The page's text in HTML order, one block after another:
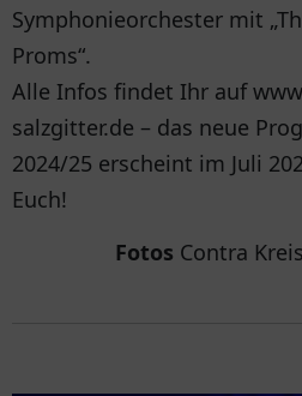
Symphonieorchester mit
Proms“.
Alle Infos findet Ihr auf
salzgitter.de – das neue
2024/25 erscheint im Juli
Euch!
Fotos Contra